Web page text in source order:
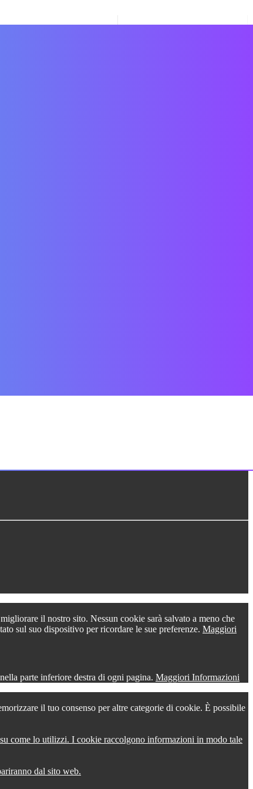
il nostro sito. Nessun cookie sarà salvato a meno che
sul suo dispositivo per ricordare le sue preferenze. Maggiori
parte inferiore destra di ogni pagina. Maggiori Informazioni
il tuo consenso per altre categorie di cookie. È possibile
come lo utilizzi. I cookie raccolgono informazioni in modo tale
dal sito web.